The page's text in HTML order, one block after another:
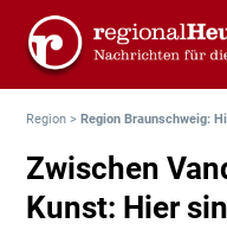
Region >Region Braunschweig:
Zwischen
Kunst: Hier